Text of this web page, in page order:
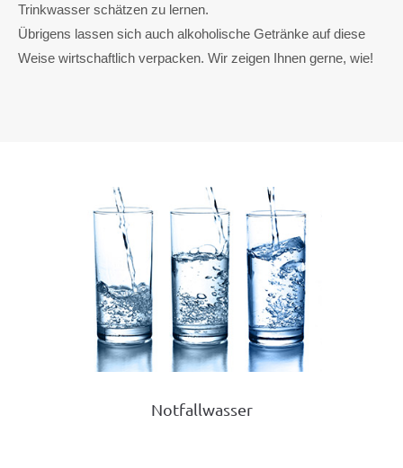
Trinkwasser schätzen zu lernen.
Übrigens lassen sich auch alkoholische Getränke auf diese
Weise wirtschaftlich verpacken. Wir zeigen Ihnen gerne, wie!
Notfallwasser